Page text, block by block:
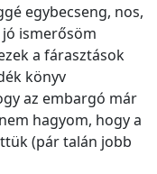
egybecseng, nos,
jó ismerősöm
a fárasztások
könyv
az embargó már
hagyom, hogy a
(pár talán jobb